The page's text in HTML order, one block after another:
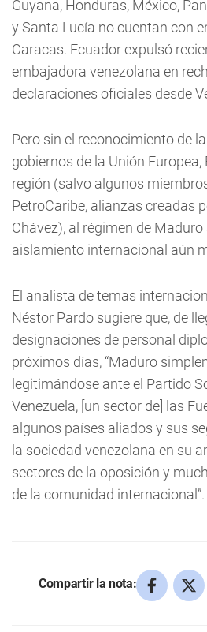
Guyana, Honduras, México,
y Santa Lucía no cuentan con
Caracas. Ecuador expulsó
embajadora venezolana en
declaraciones oficiales desde
Pero sin el reconocimiento de
gobiernos de la Unión Europea,
región (salvo algunos
PetroCaribe, alianzas creadas
Chávez), al régimen de Maduro
aislamiento internacional aún
El analista de temas
Néstor Pardo sugiere que, de
designaciones de personal
próximos días, “Maduro
legitimándose ante el Partido
Venezuela, [un sector de] las
algunos países aliados y sus
la sociedad venezolana en su
sectores de la oposición y
de la comunidad internacional”.
Compartir la nota: